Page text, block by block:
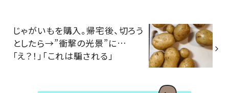
じゃがいもを購入。帰宅後、切ろう
としたら→”衝撃の光景”に…
「え？！」「これは騙される」